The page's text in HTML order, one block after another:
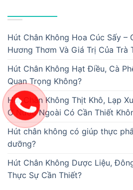
Hút Chân Không Hoa Cúc Sấy –
Hương Thơm Và Giá Trị Của Trà
Hút Chân Không Hạt Điều, Cà
Quan Trọng Không?
Hút Chân Không Thịt Khô, Lạp
Ở Nước Ngoài Có Cần Thiết
Hút chân không có giúp thực
dưỡng?
Hút Chân Không Dược Liệu,
Thực Sự Cần Thiết?